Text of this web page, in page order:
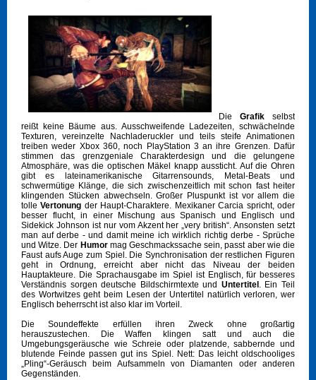
Die Grafik selbst
reißt keine Bäume aus. Ausschweifende Ladezeiten, schwächelnde
Texturen, vereinzelte Nachladeruckler und teils steife Animationen
treiben weder Xbox 360, noch PlayStation 3 an ihre Grenzen. Dafür
stimmen das grenzgeniale Charakterdesign und die gelungene
Atmosphäre, was die optischen Mäkel knapp aussticht. Auf die Ohren
gibt es lateinamerikanische Gitarrensounds, Metal-Beats und
schwermütige Klänge, die sich zwischenzeitlich mit schon fast heiter
klingenden Stücken abwechseln. Großer Pluspunkt ist vor allem die
tolleVertonung der Haupt-Charaktere. Mexikaner Carcia spricht, oder
besser flucht, in einer Mischung aus Spanisch und Englisch und
Sidekick Johnson ist nur vom Akzent her „very british“. Ansonsten setzt
man auf derbe - und damit meine ich wirklich richtig derbe - Sprüche
und Witze. Der Humormag Geschmackssache sein, passt aber wie die
Faust aufs Auge zum Spiel. Die Synchronisation der restlichen Figuren
geht in Ordnung, erreicht aber nicht das Niveau der beiden
Hauptakteure. Die Sprachausgabe im Spiel ist Englisch, für besseres
Verständnis sorgen deutsche Bildschirmtexte und Untertitel . Ein Teil
des Wortwitzes geht beim Lesen der Untertitel natürlich verloren, wer
Englisch beherrscht ist also klar im Vorteil.
Die Soundeffekte erfüllen ihren Zweck ohne großartig
herauszustechen. Die Waffen klingen satt und auch die
Umgebungsgeräusche wie Schreie oder platzende, sabbernde und
blutende Feinde passen gut ins Spiel. Nett: Das leicht oldschooliges
„Pling“-Geräusch beim Aufsammeln von Diamanten oder anderen
Gegenständen.